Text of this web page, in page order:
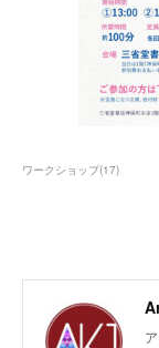
ワークショップ(17)